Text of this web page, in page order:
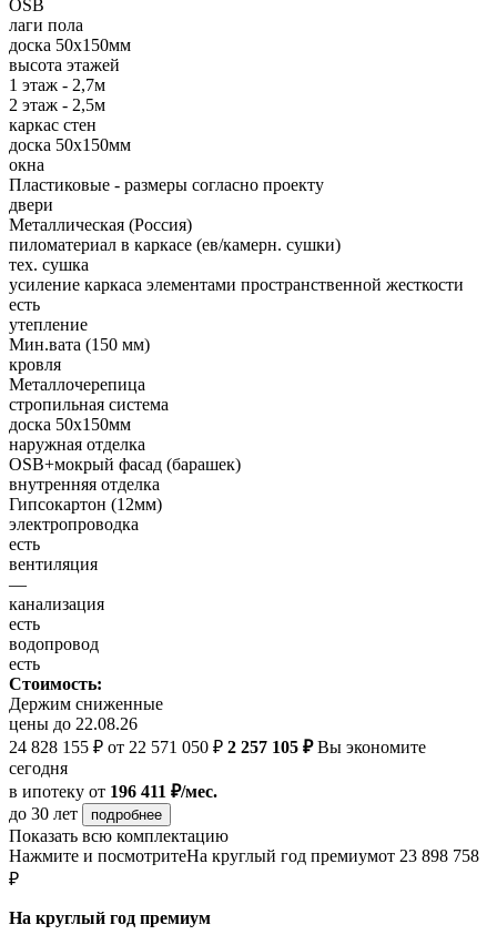
OSB
лаги пола
доска 50х150мм
высота этажей
1 этаж - 2,7м
2 этаж - 2,5м
каркас стен
доска 50х150мм
окна
Пластиковые - размеры согласно проекту
двери
Металлическая (Россия)
пиломатериал в каркасе (ев/камерн. сушки)
тех. сушка
усиление каркаса элементами пространственной жесткости
есть
утепление
Мин.вата (150 мм)
кровля
Металлочерепица
стропильная система
доска 50х150мм
наружная отделка
OSB+мокрый фасад (барашек)
внутренняя отделка
Гипсокартон (12мм)
электропроводка
есть
вентиляция
—
канализация
есть
водопровод
есть
Стоимость:
Держим сниженные
цены до 22.08.26
24 828 155 ₽ от 22 571 050 ₽ 2 257 105 ₽Вы экономите
сегодня
в ипотеку от 196 411 ₽/мес.
до 30 лет
подробнее
Показать всю комплектацию
Нажмите и посмотритеНа круглый год премиумот 23 898 758
₽
На круглый год премиум